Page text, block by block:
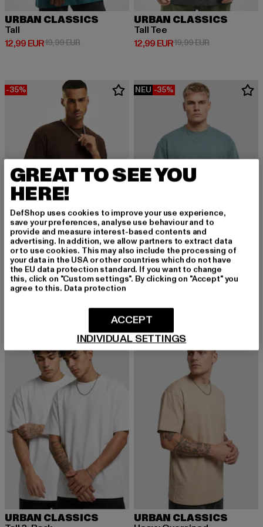
URBAN CLASSICS
Tall
12,99 EUR
Derzeitiger Preis: 12,99 EUR
19,99 EURAktionspreis: 19,99 EUR
URBAN CLASSICS
Tall Tee
12,99 EUR
Derzeitiger Preis: 12,99 EUR
19,99 EURAktionspreis:
-35%
URBAN CLASSICS
Tall Tee
12,99 EUR
Derzeitiger Preis: 12,99 EUR
19,99 EURAktionspreis: 19,99 EUR
NEU -35%
URBAN CLASSICS
Tall
URBAN CLASSICS
NEU -30%
URBAN CLASSICS
GREAT TO SEE YOU
HERE!
DefShop uses cookies to improve your use experience,
save your preferences, analyse use behaviour and to
provide and measure interest-based contents and
advertising. In addition, we allow partners to extract data
or to use cookies. This may also include the processing of
your data in the USA or other countries which do not have
the EU data protection standard. If you want to change
this, click on "Custom settings". By clicking on "Accept" you
agree to this. Data protection
INDIVIDUAL SETTINGS
ACCEPT